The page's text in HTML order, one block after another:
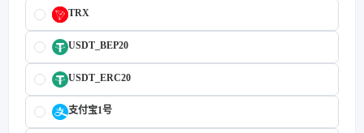
TRX
USDT_BEP20
USDT_ERC20
支付宝1号